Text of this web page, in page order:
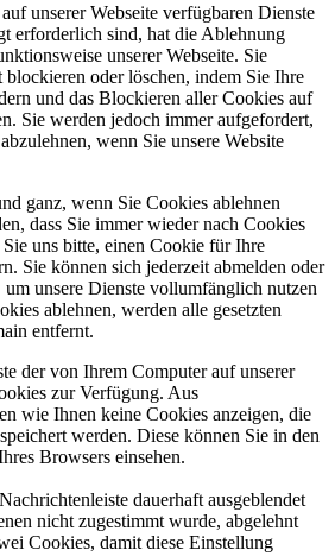
unserer Webseite verfügbaren Dienste
erforderlich sind, hat die Ablehnung
unserer Webseite. Sie
oder löschen, indem Sie Ihre
und das Blockieren aller Cookies auf
Sie werden jedoch immer aufgefordert,
wenn Sie unsere Website
ganz, wenn Sie Cookies ablehnen
dass Sie immer wieder nach Cookies
uns bitte, einen Cookie für Ihre
Sie können sich jederzeit abmelden oder
um unsere Dienste vollumfänglich nutzen
ablehnen, werden alle gesetzten
entfernt.
der von Ihrem Computer auf unserer
zur Verfügung. Aus
wie Ihnen keine Cookies anzeigen, die
werden. Diese können Sie in den
Browsers einsehen.
dauerhaft ausgeblendet
nicht zugestimmt wurde, abgelehnt
Cookies, damit diese Einstellung